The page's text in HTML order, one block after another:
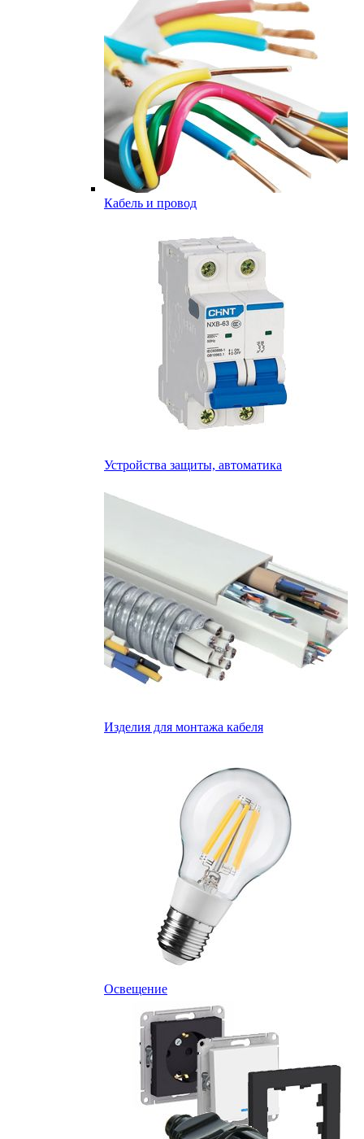
Кабель и провод
Устройства защиты, автоматика
Изделия для монтажа кабеля
Освещение